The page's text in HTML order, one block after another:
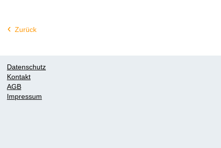
Zurück
Datenschutz
Kontakt
AGB
Impressum